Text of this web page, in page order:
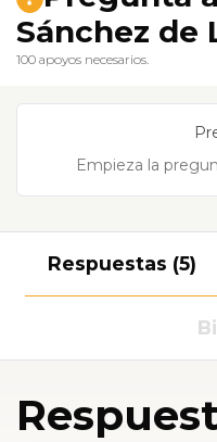
Sánchez de
100 apoyos necesarios.
Respuestas (5)